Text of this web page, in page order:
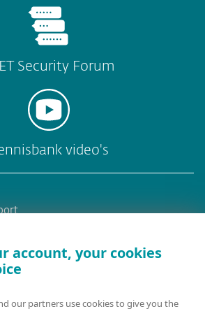
Security Forum
video's
klant?
account, your cookies
our partners use cookies to give you the